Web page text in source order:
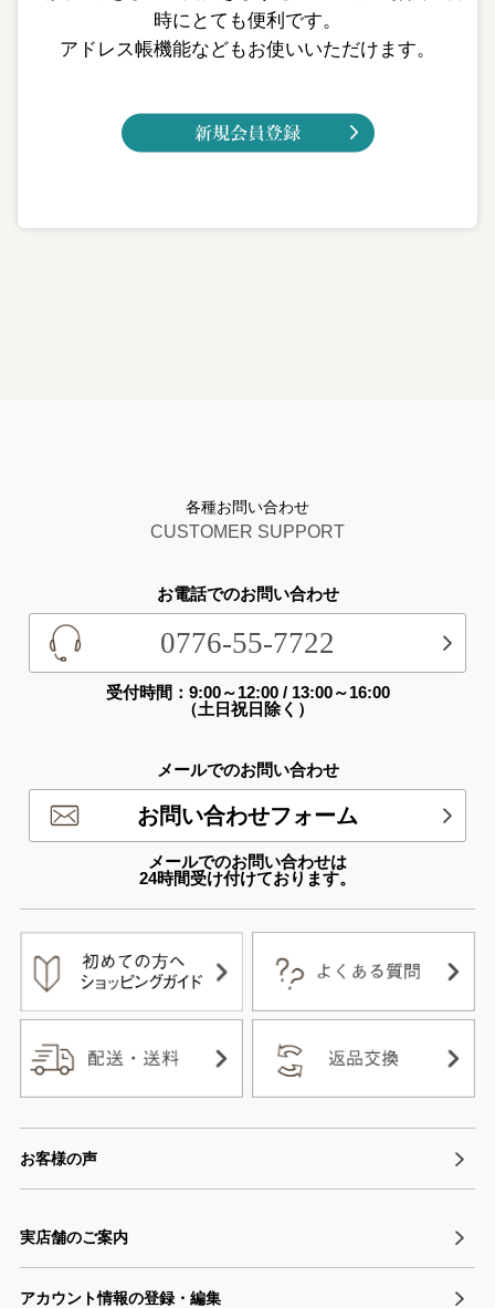
時にとても便利です。
アドレス帳機能などもお使いいただけます。
各種お問い合わせ
CUSTOMER SUPPORT
お電話でのお問い合わせ
0776-55-7722
受付時間：9:00～12:00 / 13:00～16:00
（土日祝日除く）
メールでのお問い合わせ
お問い合わせフォーム
メールでのお問い合わせは
24時間受け付けております。
お客様の声
実店舗のご案内
アカウント情報の登録・編集